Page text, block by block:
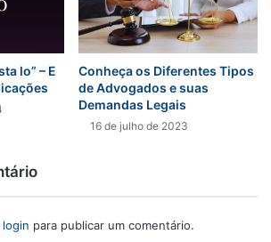
lo” – E
Conheça os Diferentes Tipos
de Advogados e suas
Demandas Legais
16 de julho de 2023
login para publicar um comentário.